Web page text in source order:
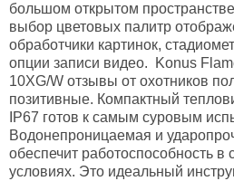
большом открытом
выбор цветовых палитр
обработчики картинок,
опции записи видео. Konus
10XG/W отзывы от охотников
позитивные. Компактный
IP67 готов к самым суровым
Водонепроницаемая и
обеспечит работоспособность
условиях. Это идеальный